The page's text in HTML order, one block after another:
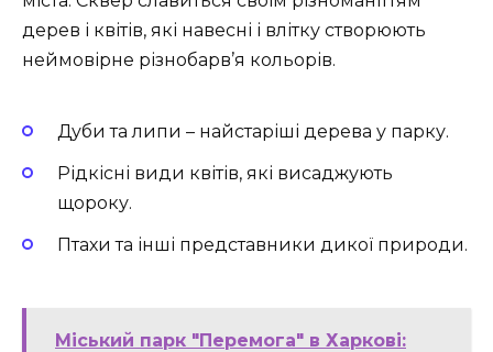
дерев і квітів, які навесні і влітку створюють
неймовірне різнобарв’я кольорів.
Дуби та липи – найстаріші дерева у парку.
Рідкісні види квітів, які висаджують
щороку.
Птахи та інші представники дикої природи.
Міський парк "Перемога" в Харкові: